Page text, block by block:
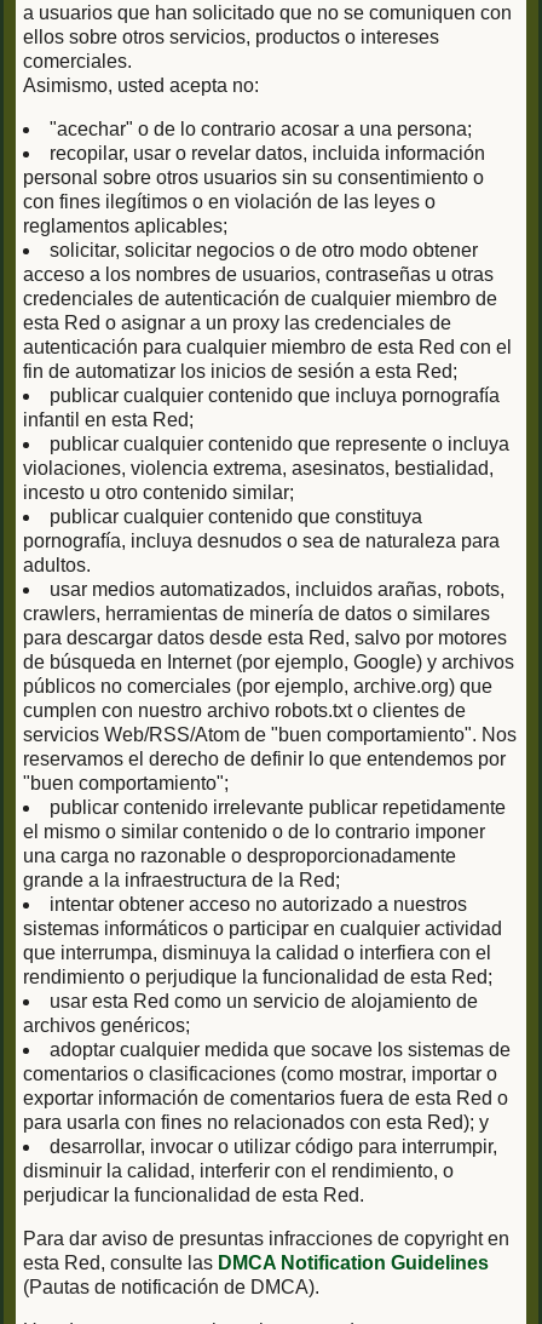
a usuarios que han solicitado que no se comuniquen con
ellos sobre otros servicios, productos o intereses
comerciales.
Asimismo, usted acepta no:
"acechar" o de lo contrario acosar a una persona;
recopilar, usar o revelar datos, incluida información
personal sobre otros usuarios sin su consentimiento o
con fines ilegítimos o en violación de las leyes o
reglamentos aplicables;
solicitar, solicitar negocios o de otro modo obtener
acceso a los nombres de usuarios, contraseñas u otras
credenciales de autenticación de cualquier miembro de
esta Red o asignar a un proxy las credenciales de
autenticación para cualquier miembro de esta Red con el
fin de automatizar los inicios de sesión a esta Red;
publicar cualquier contenido que incluya pornografía
infantil en esta Red;
publicar cualquier contenido que represente o incluya
violaciones, violencia extrema, asesinatos, bestialidad,
incesto u otro contenido similar;
publicar cualquier contenido que constituya
pornografía, incluya desnudos o sea de naturaleza para
adultos.
usar medios automatizados, incluidos arañas, robots,
crawlers, herramientas de minería de datos o similares
para descargar datos desde esta Red, salvo por motores
de búsqueda en Internet (por ejemplo, Google) y archivos
públicos no comerciales (por ejemplo, archive.org) que
cumplen con nuestro archivo robots.txt o clientes de
servicios Web/RSS/Atom de "buen comportamiento". Nos
reservamos el derecho de definir lo que entendemos por
"buen comportamiento";
publicar contenido irrelevante publicar repetidamente
el mismo o similar contenido o de lo contrario imponer
una carga no razonable o desproporcionadamente
grande a la infraestructura de la Red;
intentar obtener acceso no autorizado a nuestros
sistemas informáticos o participar en cualquier actividad
que interrumpa, disminuya la calidad o interfiera con el
rendimiento o perjudique la funcionalidad de esta Red;
usar esta Red como un servicio de alojamiento de
archivos genéricos;
adoptar cualquier medida que socave los sistemas de
comentarios o clasificaciones (como mostrar, importar o
exportar información de comentarios fuera de esta Red o
para usarla con fines no relacionados con esta Red); y
desarrollar, invocar o utilizar código para interrumpir,
disminuir la calidad, interferir con el rendimiento, o
perjudicar la funcionalidad de esta Red.
Para dar aviso de presuntas infracciones de copyright en
esta Red, consulte las DMCA Notification Guidelines
(Pautas de notificación de DMCA).